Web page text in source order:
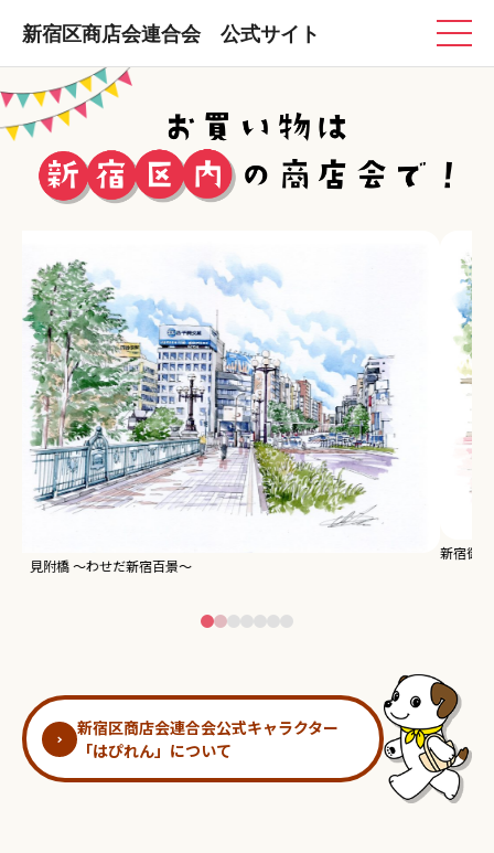
新宿区商店会連合会 公式サイト
新宿区商店会連合会公式キャラクター
「はぴれん」について